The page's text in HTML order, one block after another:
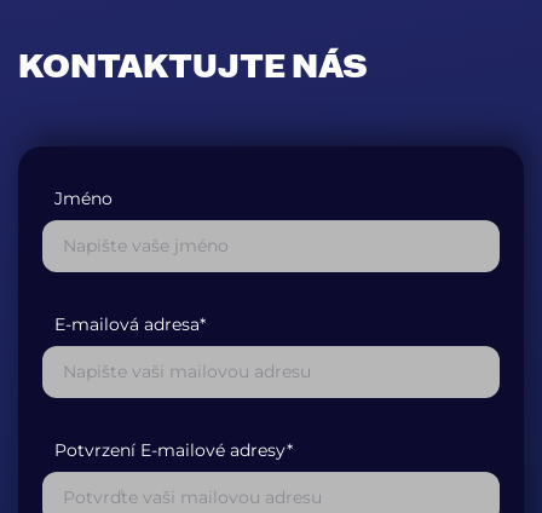
KONTAKTUJTE NÁS
Jméno
E-mailová adresa*
Potvrzení E-mailové adresy*